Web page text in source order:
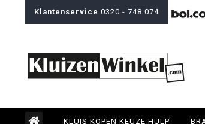
Klantenservice 0320 - 748 074
KLUIS KOPEN KEUZE HULP